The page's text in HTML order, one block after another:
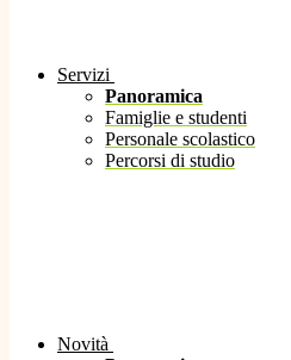
Servizi
Panoramica
Famiglie e studenti
Personale scolastico
Percorsi di studio
Novità